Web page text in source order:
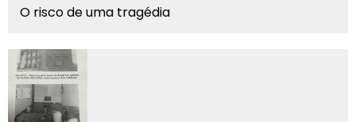
O risco de uma tragédia